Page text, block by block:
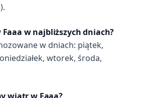
Faaa w najbliższych dniach?
w dniach: piątek,
wtorek, środa,
wiatr w Faaa?